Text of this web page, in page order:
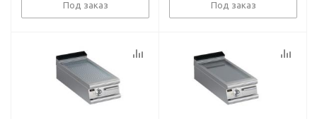
Под заказ Под заказ